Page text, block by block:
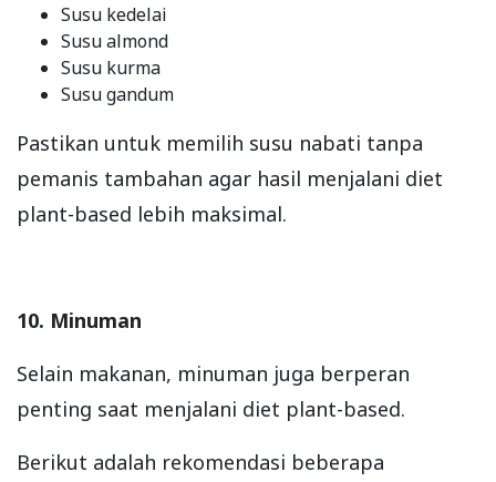
Susu kedelai
Susu almond
Susu kurma
Susu gandum
Pastikan untuk memilih susu nabati tanpa
pemanis tambahan agar hasil menjalani diet
plant-based lebih maksimal.
10. Minuman
Selain makanan, minuman juga berperan
penting saat menjalani diet plant-based.
Berikut adalah rekomendasi beberapa